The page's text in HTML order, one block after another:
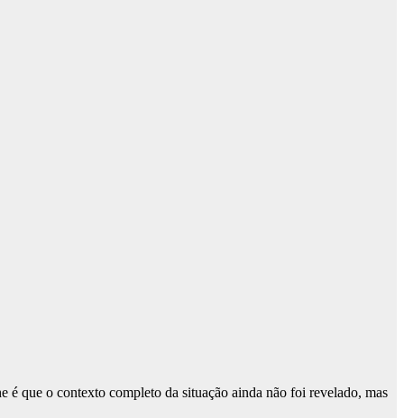
é que o contexto completo da situação ainda não foi revelado, mas